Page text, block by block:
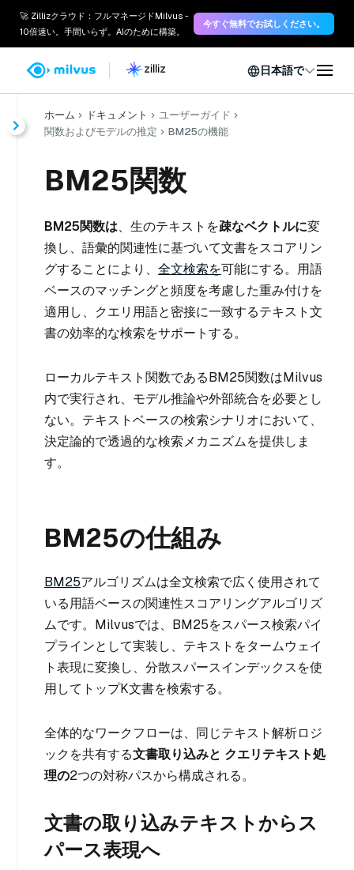
🚀 Zillizクラウド：フルマネージドMilvus -
10倍速い。手間いらず。AIのために構築。
今すぐ無料でお試しください。
日本語で
ホーム ドキュメント
ユーザーガイド
関数およびモデルの推定
BM25の機能
BM25関数
BM25関数は、生のテキストを疎なベクトルに変
換し、語彙的関連性に基づいて文書をスコアリン
グすることにより、 全文検索を可能にする。用語
ベースのマッチングと頻度を考慮した重み付けを
適用し、クエリ用語と密接に一致するテキスト文
書の効率的な検索をサポートする。
ローカルテキスト関数であるBM25関数はMilvus
内で実行され、モデル推論や外部統合を必要とし
ない。テキストベースの検索シナリオにおいて、
決定論的で透過的な検索メカニズムを提供しま
す。
BM25の仕組み
BM25アルゴリズムは全文検索で広く使用されて
いる用語ベースの関連性スコアリングアルゴリズ
ムです。Milvusでは、BM25をスパース検索パイ
プラインとして実装し、テキストをタームウェイ
ト表現に変換し、分散スパースインデックスを使
用してトップK文書を検索する。
全体的なワークフローは、同じテキスト解析ロジ
ックを共有する文書取り込みと クエリテキスト処
理の2つの対称パスから構成される。
文書の取り込みテキストからス
パース表現へ